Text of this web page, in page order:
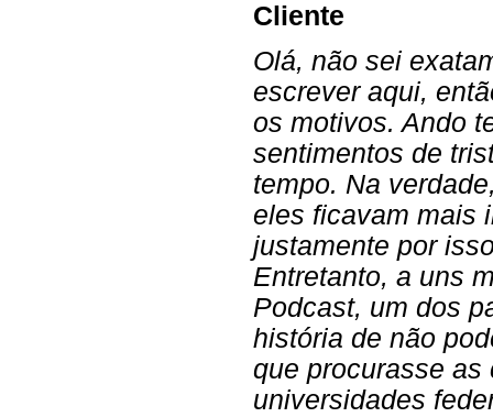
Cliente
Olá, não sei
escrever aqui,
os motivos. Ando
sentimentos de
tempo. Na
eles ficavam mais
justamente por
Entretanto, a uns
Podcast, um dos
história de não
que procurasse
universidades